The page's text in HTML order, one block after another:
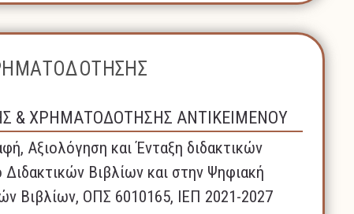
& ΧΡΗΜΑΤΟΔΟΤΗΣΗΣ ΑΝΤΙΚΕΙΜΕΝΟΥ
Αξιολόγηση και Ένταξη διδακτικών
Βιβλίων και στην Ψηφιακή
Βιβλίων, ΟΠΣ 6010165, ΙΕΠ 2021-2027